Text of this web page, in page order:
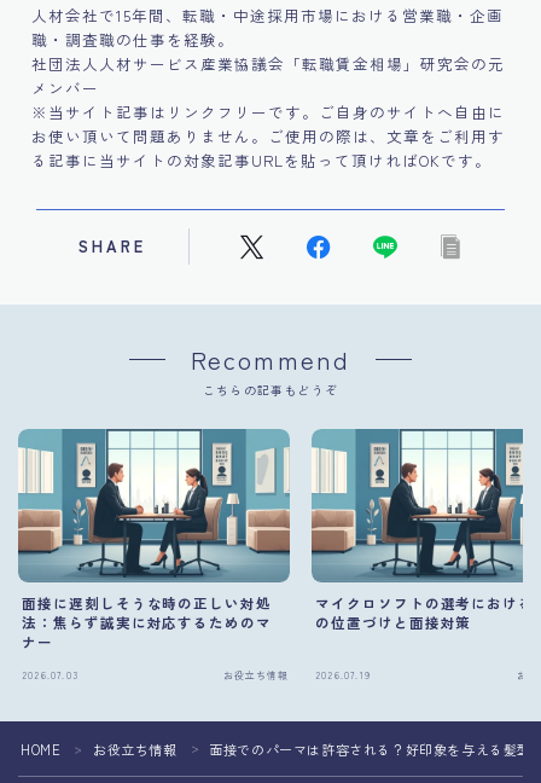
人材会社で15年間、転職・中途採用市場における営業職・企画
職・調査職の仕事を経験。
社団法人人材サービス産業協議会「転職賃金相場」研究会の元
メンバー
※当サイト記事はリンクフリーです。ご自身のサイトへ自由に
お使い頂いて問題ありません。ご使用の際は、文章をご利用す
る記事に当サイトの対象記事URLを貼って頂ければOKです。
SHARE
Recommend
こちらの記事もどうぞ
面接に遅刻しそうな時の正しい対処
法：焦らず誠実に対応するためのマ
ナー
2026.07.03 お役立ち情報
マイクロソフトの選考における
の位置づけと面接対策
2026.07.19 お
HOME ＞ お役立ち情報 ＞ 面接でのパーマは許容される？好印象を与える髪型